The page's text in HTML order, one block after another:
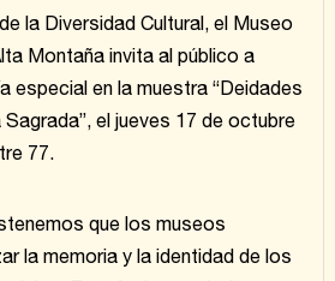
la Diversidad Cultural, el Museo
Montaña invita al público a
especial en la muestra “Deidades
el jueves 17 de octubre
77.
que los museos
la memoria y la identidad de los